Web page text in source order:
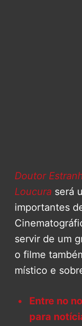
Doutor
Loucura será
importantes
servir de um
o filme
místico e
Entre no
para